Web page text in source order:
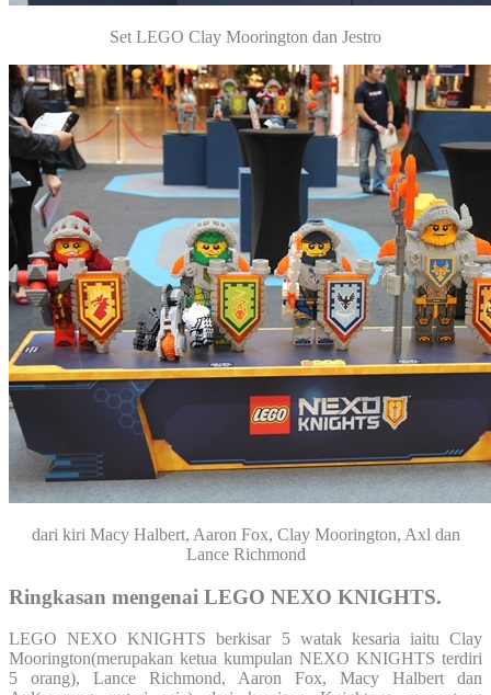
Set LEGO Clay Moorington dan Jestro
dari kiri Macy Halbert, Aaron Fox, Clay Moorington, Axl dan
Lance Richmond
Ringkasan mengenai LEGO NEXO KNIGHTS.
LEGO NEXO KNIGHTS berkisar 5 watak kesaria iaitu Clay
Moorington(merupakan ketua kumpulan NEXO KNIGHTS terdiri
5 orang), Lance Richmond, Aaron Fox, Macy Halbert dan